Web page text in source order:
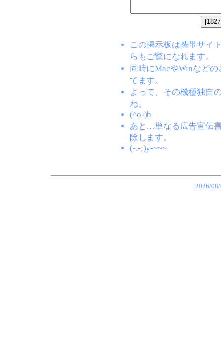
この掲示板は携帯サイ
らもご覧になれます。
同時にMacやWinなど
てます。
よって、その機種独自
ね。
(^o-)b
あと…単なる広告宣伝
除します。
(-.-;)y-~~~
[2026/